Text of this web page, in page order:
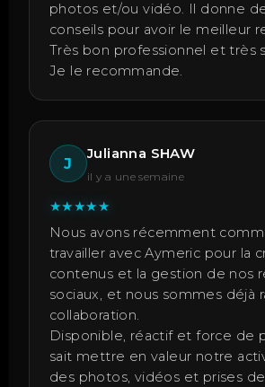
photos et/ou vidéo. Il donne
conseils pour avoir le meilleur
Très bon professionnel et très
Je le recommande.
J
Julianna SHAW
il y a une semaine
★★★★★
Nous avons récemment
travailler avec Aymeric pour la
contenus et la gestion de nos
sociaux, et nous sommes déjà
collaboration.
Disponible, réactif et force de
sait mettre en valeur notre
des photos, vidéos et prises